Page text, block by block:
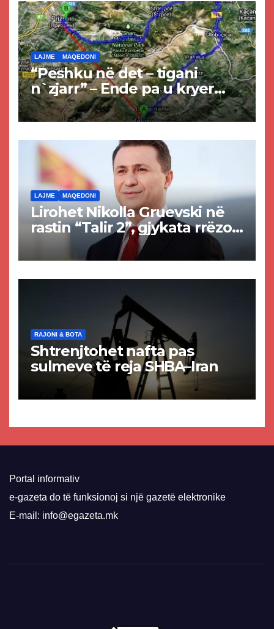
LAJME MAQEDONI
“Peshku në det – tigani
n`zjarr” – Ende pa u kryer
projekti i tunelit, komuna e
Tetovës nis punimet për
LAJME MAQEDONI
Lirohet Nikolla Gruevski në
rastin “Talir 2”, gjykata rrëzon
akuzat për ndërtimin e
paligjshëm të selisë së
RAJONI & BOTA
Shtrenjtohet nafta pas
sulmeve të reja SHBA–Iran
Portal informativ
e-gazeta do të funksionoj si një gazetë elektronike
E-mail: info@egazeta.mk